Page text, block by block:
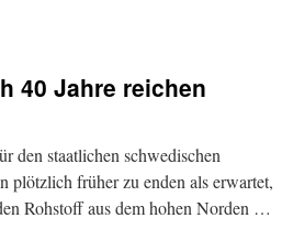
40 Jahre reichen
den staatlichen schwedischen
früher zu enden als erwartet,
Rohstoff aus dem hohen Norden …